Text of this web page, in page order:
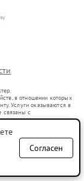
в отношении которых
Услуги оказываются в
связаны с
оборот в соответствии
услуг или введения
услугах по
определяемой
Согласен